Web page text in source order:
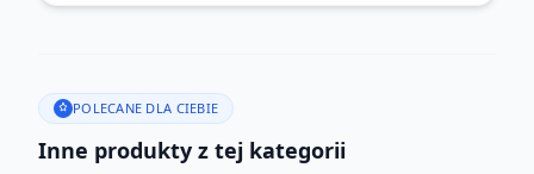
POLECANE DLA CIEBIE
Inne produkty z tej kategorii